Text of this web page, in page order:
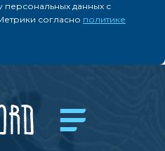
данных с
согласно политике